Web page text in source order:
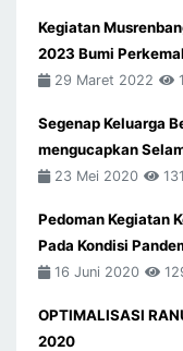
Kegiatan
2023 Bumi
29 Maret 2022
Segenap Keluarga
mengucapkan
23 Mei 2020
Pedoman Kegiatan
Pada Kondisi
16 Juni 2020
OPTIMALISASI
2020